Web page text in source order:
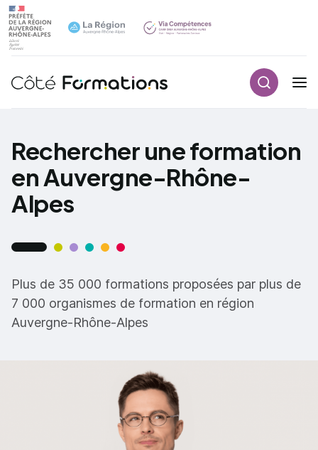
Navigation principale
Rechercher une formation
en Auvergne-Rhône-
Alpes
Plus de 35 000 formations proposées par plus de
7 000 organismes de formation en région
Auvergne-Rhône-Alpes